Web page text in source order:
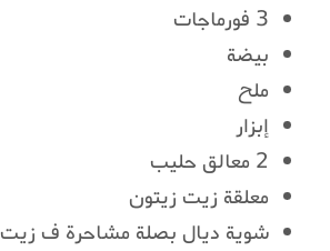
3 فورماجات
بيضة
ملح
إبزار
2 معالق حليب
معلقة زيت زيتون
شوية ديال بصلة مشاحرة ف زيت